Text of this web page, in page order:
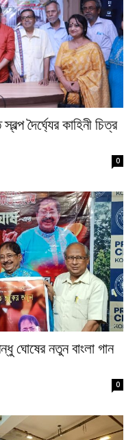
দৈর্ঘ্যের কাহিনী চিত্র
0
ঘোষের নতুন বাংলা গান
0